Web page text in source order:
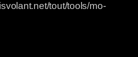
tout/tools/mo-